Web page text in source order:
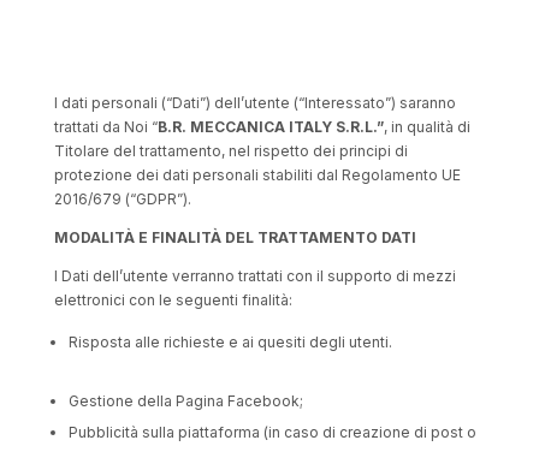
I dati personali (“Dati”) dell’utente (“Interessato”) saranno
trattati da Noi “B.R. MECCANICA ITALY S.R.L.”, in qualità di
Titolare del trattamento, nel rispetto dei principi di
protezione dei dati personali stabiliti dal Regolamento UE
2016/679 (“GDPR”).
MODALITÀ E FINALITÀ DEL TRATTAMENTO DATI
I Dati dell’utente verranno trattati con il supporto di mezzi
elettronici con le seguenti finalità:
Risposta alle richieste e ai quesiti degli utenti.
Gestione della Pagina Facebook;
Pubblicità sulla piattaforma (in caso di creazione di post o